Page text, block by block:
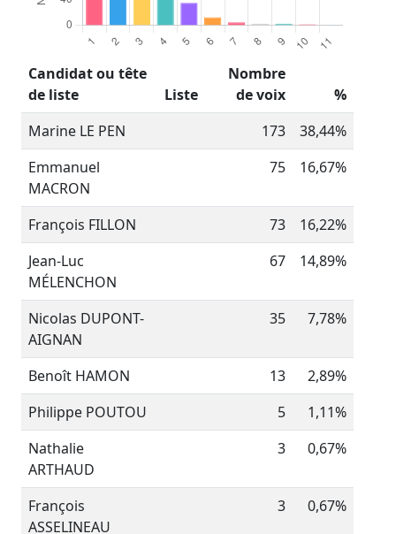
Candidat ou tête
de liste
Liste
Nombre
de voix
%
Marine LE PEN
173
38,44%
Emmanuel
MACRON
75 16,67%
François FILLON 73
16,22%
Jean-Luc
MÉLENCHON
67 14,89%
Nicolas DUPONT-
AIGNAN
35 7,78%
Benoît HAMON 13
2,89%
Philippe POUTOU
5
1,11%
Nathalie
ARTHAUD
3 0,67%
François
ASSELINEAU
3 0,67%